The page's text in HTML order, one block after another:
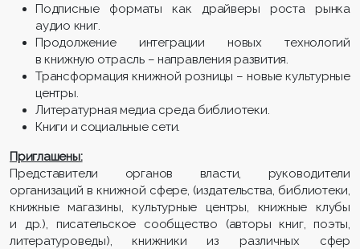
Подписные форматы как драйверы роста рынка
аудио книг.
Продолжение интеграции новых технологий
в книжную отрасль – направления развития.
Трансформация книжной розницы – новые культурные
центры.
Литературная медиа среда библиотеки.
Книги и социальные сети.
Приглашены:
Представители органов власти, руководители
организаций в книжной сфере, (издательства, библиотеки,
книжные магазины, культурные центры, книжные клубы
и др.), писательское сообщество (авторы книг, поэты,
литературоведы), книжники из различных сфер